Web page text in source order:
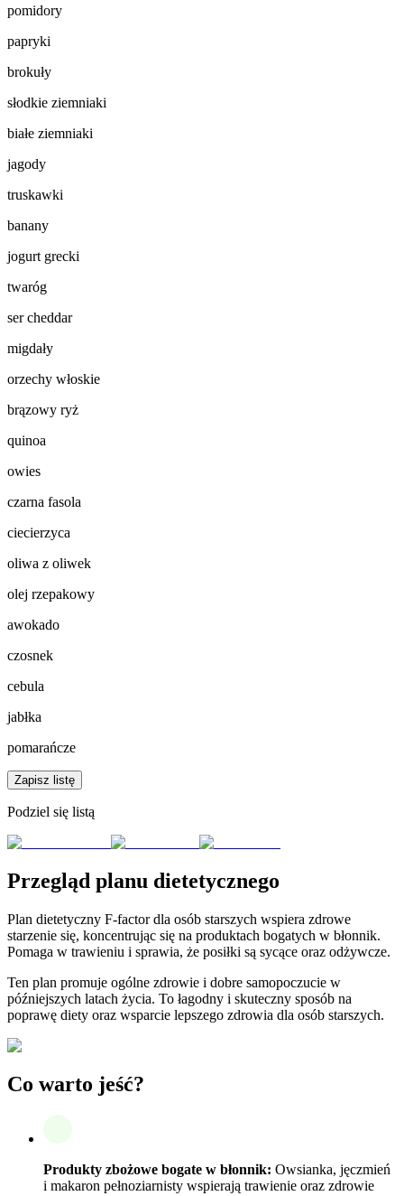
pomidory
papryki
brokuły
słodkie ziemniaki
białe ziemniaki
jagody
truskawki
banany
jogurt grecki
twaróg
ser cheddar
migdały
orzechy włoskie
brązowy ryż
quinoa
owies
czarna fasola
ciecierzyca
oliwa z oliwek
olej rzepakowy
awokado
czosnek
cebula
jabłka
pomarańcze
Zapisz listę
Podziel się listą
Przegląd planu dietetycznego
Plan dietetyczny F-factor dla osób starszych wspiera zdrowe
starzenie się, koncentrując się na produktach bogatych w błonnik.
Pomaga w trawieniu i sprawia, że posiłki są sycące oraz odżywcze.
Ten plan promuje ogólne zdrowie i dobre samopoczucie w
późniejszych latach życia. To łagodny i skuteczny sposób na
poprawę diety oraz wsparcie lepszego zdrowia dla osób starszych.
Co warto jeść?
Produkty zbożowe bogate w błonnik: Owsianka, jęczmień
i makaron pełnoziarnisty wspierają trawienie oraz zdrowie